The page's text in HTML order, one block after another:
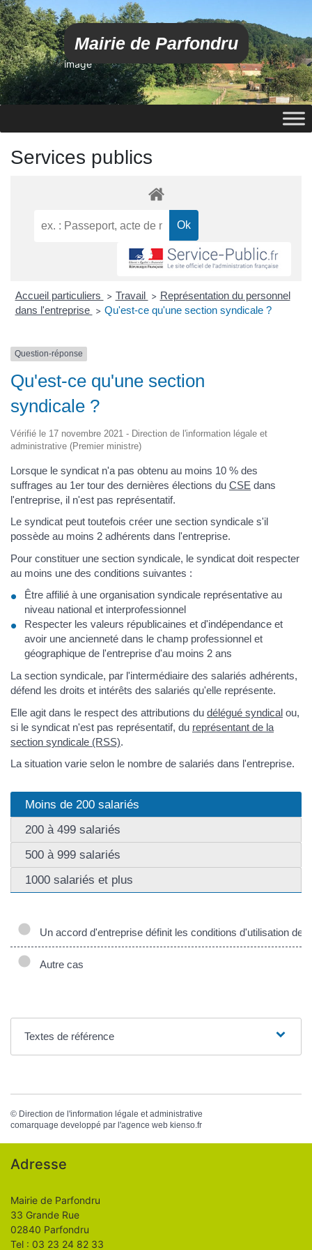
Mairie de Parfondru
image
Services publics
Accueil particuliers > Travail > Représentation du personnel
dans l'entreprise > Qu'est-ce qu'une section syndicale ?
Question-réponse
Qu'est-ce qu'une section
syndicale ?
Vérifié le 17 novembre 2021 - Direction de l'information légale et
administrative (Premier ministre)
Lorsque le syndicat n'a pas obtenu au moins 10 % des
suffrages au 1er tour des dernières élections du CSE dans
l'entreprise, il n'est pas représentatif.
Le syndicat peut toutefois créer une section syndicale s'il
possède au moins 2 adhérents dans l'entreprise.
Pour constituer une section syndicale, le syndicat doit respecter
au moins une des conditions suivantes :
Être affilié à une organisation syndicale représentative au
niveau national et interprofessionnel
Respecter les valeurs républicaines et d'indépendance et
avoir une ancienneté dans le champ professionnel et
géographique de l'entreprise d'au moins 2 ans
La section syndicale, par l'intermédiaire des salariés adhérents,
défend les droits et intérêts des salariés qu'elle représente.
Elle agit dans le respect des attributions du délégué syndical ou,
si le syndicat n'est pas représentatif, du représentant de la
section syndicale (RSS).
La situation varie selon le nombre de salariés dans l'entreprise.
Moins de 200 salariés
200 à 499 salariés
500 à 999 salariés
1000 salariés et plus
Un accord d'entreprise définit les conditions d'utilisation
Autre cas
Textes de référence
© Direction de l'information légale et administrative
comarquage developpé par l'agence web kienso.fr
Adresse
Mairie de Parfondru
33 Grande Rue
02840 Parfondru
Tel : 03 23 24 82 33